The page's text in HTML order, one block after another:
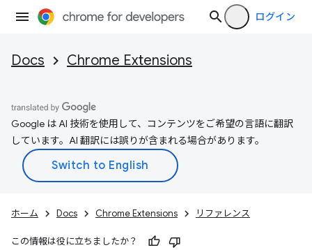
ログイン
Docs Chrome Extensions
Google は AI 技術を使用して、コンテンツをご希望の言語に翻訳
しています。AI 翻訳には誤りが含まれる場合があります。
ホーム Docs Chrome Extensions リファレンス
この情報は役に立ちましたか？